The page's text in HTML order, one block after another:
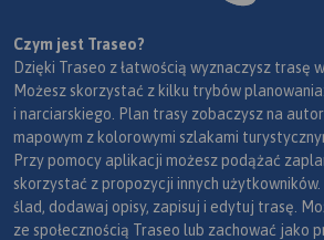
Czym jest Traseo?
Dzięki Traseo z łatwością wyznaczysz trasę
Możesz skorzystać z kilku trybów
i narciarskiego. Plan trasy zobaczysz na
mapowym z kolorowymi szlakami
Przy pomocy aplikacji możesz podążać
skorzystać z propozycji innych
ślad, dodawaj opisy, zapisuj i edytuj trasę.
ze społecznością Traseo lub zachować jako